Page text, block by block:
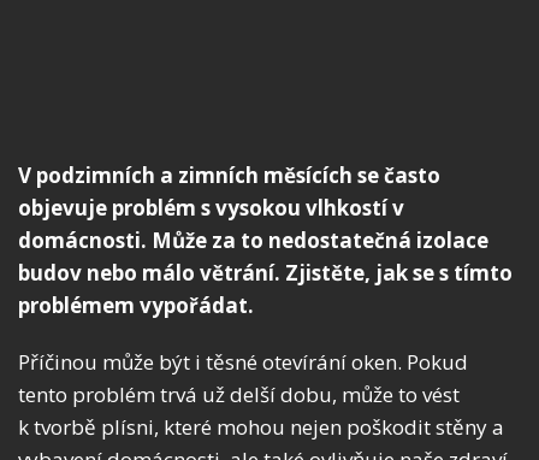
V podzimních a zimních měsících se často
objevuje problém s vysokou vlhkostí v
domácnosti. Může za to nedostatečná izolace
budov nebo málo větrání. Zjistěte, jak se s tímto
problémem vypořádat.
Příčinou může být i těsné otevírání oken. Pokud
tento problém trvá už delší dobu, může to vést
k tvorbě plísni, které mohou nejen poškodit stěny a